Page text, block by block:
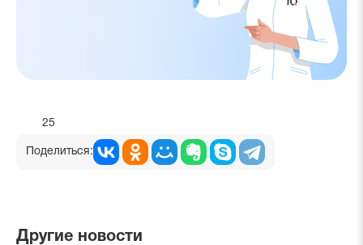
25
Поделиться:
Другие новости